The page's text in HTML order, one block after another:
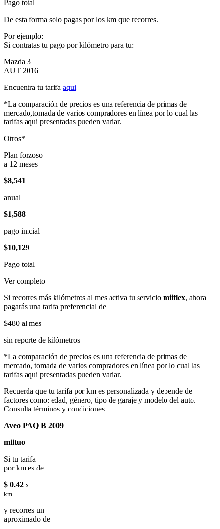
Pago total
De esta forma solo pagas por los km que recorres.
Por ejemplo:
Si contratas tu pago por kilómetro para tu:
Mazda 3
AUT 2016
Encuentra tu tarifa aqui
*La comparación de precios es una referencia de primas de
mercado,tomada de varios compradores en línea por lo cual las
tarifas aqui presentadas pueden variar.
Otros*
Plan forzoso
a 12 meses
$8,541
anual
$1,588
pago inicial
$10,129
Pago total
Ver completo
Si recorres más kilómetros al mes activa tu servicio miiflex, ahora
pagarás una tarifa preferencial de
$480 al mes
sin reporte de kilómetros
*La comparación de precios es una referencia de primas de
mercado, tomada de varios compradores en línea por lo cual las
tarifas aqui presentadas pueden variar.
Recuerda que tu tarifa por km es personalizada y depende de
factores como: edad, género, tipo de garaje y modelo del auto.
Consulta términos y condiciones.
Aveo PAQ B 2009
miituo
Si tu tarifa
por km es de
$ 0.42 x
km
y recorres un
aproximado de